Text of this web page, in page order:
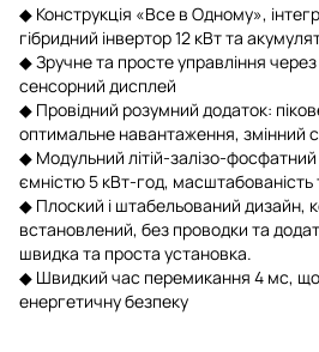
◆ Конструкція «Все в Одному»,
гібридний інвертор 12 кВт та
◆ Зручне та просте управління
сенсорний дисплей
◆ Провідний розумний додаток:
оптимальне навантаження, змінний
◆ Модульний літій-залізо-
ємністю 5 кВт-год, масштабованість
◆ Плоский і штабельований дизайн,
встановлений, без проводки та
швидка та проста установка.
◆ Швидкий час перемикання 4 мс,
енергетичну безпеку